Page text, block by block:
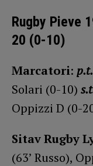
Rugby Pieve
20 (0-10)
Marcatori: p.t.
Solari (0-10)
Oppizzi D (0-
Sitav Rugby
(63’ Russo),